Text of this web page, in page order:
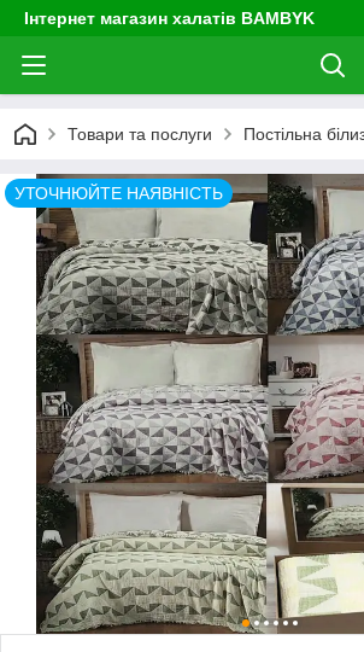
Інтернет магазин халатів BAMBYK
Товари та послуги Постільна
УТОЧНЮЙТЕ НАЯВНІСТЬ